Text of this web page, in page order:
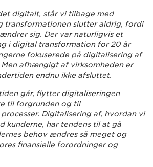
digitalt, står vi tilbage med
transformationen slutter aldrig, fordi
sig. Der var naturligvis et
i digital transformation for 20 år
fokuserede på digitalisering af
afhængigt af virksomheden er
endnu ikke afsluttet.
går, flytter digitaliseringen
til forgrunden og til
Digitalisering af, hvordan vi
kunderne, har tendens til at gå
behov ændres så meget og
finansielle forordninger og